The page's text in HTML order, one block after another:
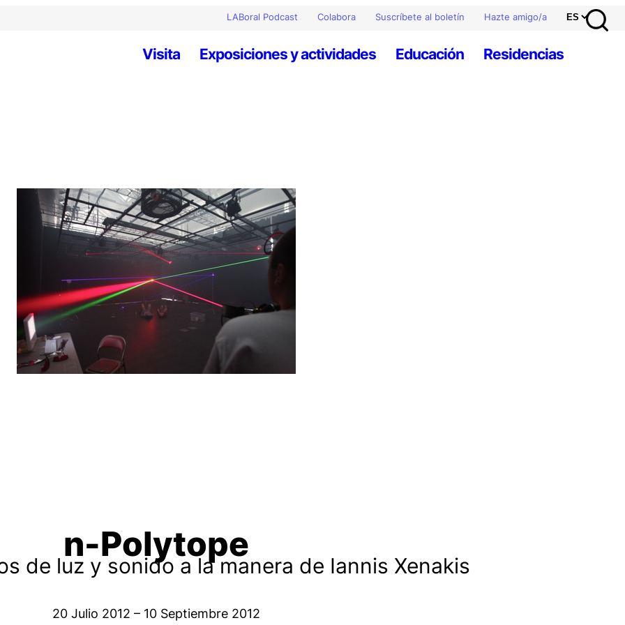
LABoral Podcast Colabora Suscríbete al boletín Hazte amigo/a
Visita Exposiciones y actividades Educación Residencias
n-Polytope
de luz y sonido a la manera de Iannis Xenakis
20 Julio 2012 – 10 Septiembre 2012